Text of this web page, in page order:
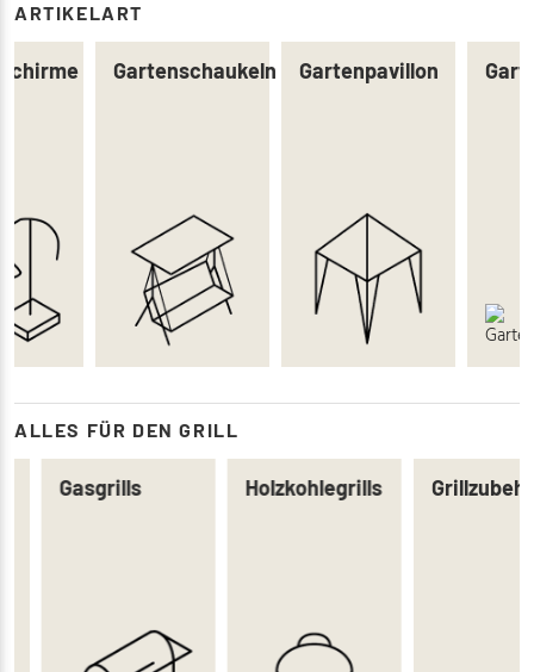
ARTIKELART
Gartenschaukeln Gartenpavillon
ALLES FÜR DEN GRILL
Gasgrills Holzkohlegrills